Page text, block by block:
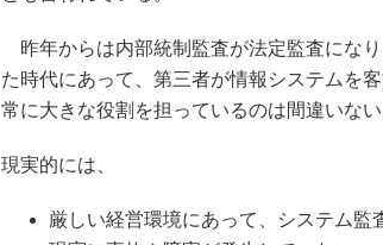
昨年からは内部統制監査が法定監査にな
た時代にあって、第三者が情報システムを
常に大きな役割を担っているのは間違いない
現実的には、
厳しい経営環境にあって、システム監